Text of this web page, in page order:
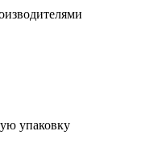
упаковку